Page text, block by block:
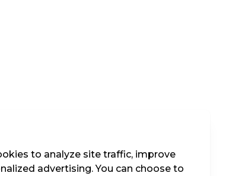
to analyze site traffic, improve
advertising. You can choose to